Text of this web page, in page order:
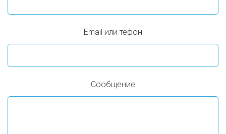
Email или тефон
Сообщение